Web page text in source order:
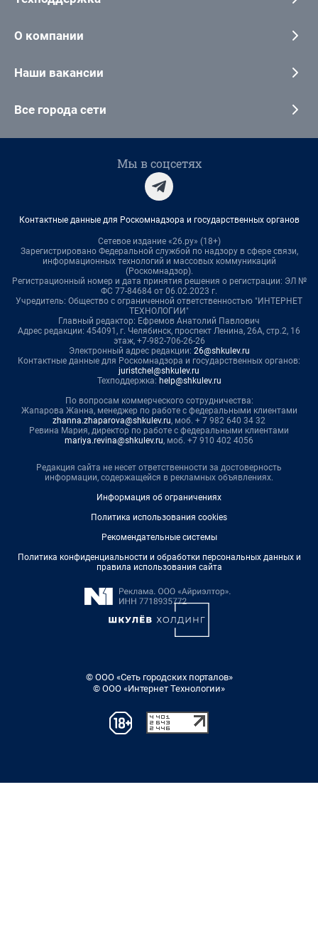
О компании
Наши вакансии
Все города сети
Мы в соцсетях
Контактные данные для Роскомнадзора и государственных органов
Сетевое издание «26.ру» (18+)
Зарегистрировано Федеральной службой по надзору в сфере связи,
информационных технологий и массовых коммуникаций
(Роскомнадзор).
Регистрационный номер и дата принятия решения о регистрации: ЭЛ №
ФС 77-84684 от 06.02.2023 г.
Учредитель: Общество с ограниченной ответственностью "ИНТЕРНЕТ
ТЕХНОЛОГИИ"
Главный редактор: Ефремов Анатолий Павлович
Адрес редакции: 454091, г. Челябинск, проспект Ленина, 26А, стр.2, 16
этаж, +7-982-706-26-26
Электронный адрес редакции: 26@shkulev.ru
Контактные данные для Роскомнадзора и государственных органов:
juristchel@shkulev.ru
Техподдержка: help@shkulev.ru
По вопросам коммерческого сотрудничества:
Жапарова Жанна, менеджер по работе с федеральными клиентами
zhanna.zhaparova@shkulev.ru, моб. + 7 982 640 34 32
Ревина Мария, директор по работе с федеральными клиентами
mariya.revina@shkulev.ru, моб. +7 910 402 4056
Редакция сайта не несет ответственности за достоверность
информации, содержащейся в рекламных объявлениях.
Информация об ограничениях
Политика использования cookies
Рекомендательные системы
Политика конфиденциальности и обработки персональных данных и
правила использования сайта
© ООО «Сеть городских порталов»
© ООО «Интернет Технологии»